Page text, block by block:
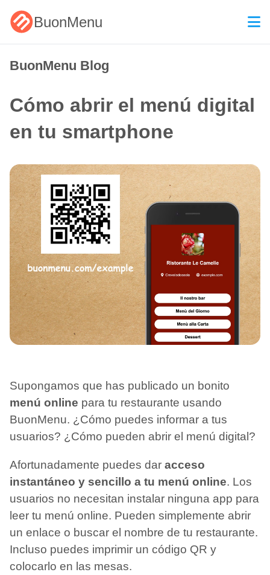
BuonMenu
BuonMenu Blog
Cómo abrir el menú digital
en tu smartphone
Supongamos que has publicado un bonito
menú online para tu restaurante usando
BuonMenu. ¿Cómo puedes informar a tus
usuarios? ¿Cómo pueden abrir el menú digital?
Afortunadamente puedes dar acceso
instantáneo y sencillo a tu menú online. Los
usuarios no necesitan instalar ninguna app para
leer tu menú online. Pueden simplemente abrir
un enlace o buscar el nombre de tu restaurante.
Incluso puedes imprimir un código QR y
colocarlo en las mesas.